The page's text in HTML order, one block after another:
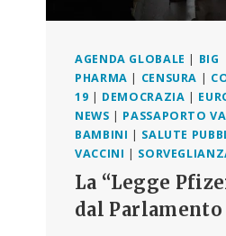
AGENDA GLOBALE | BIG
PHARMA | CENSURA |
19 | DEMOCRAZIA |
NEWS | PASSAPORTO
BAMBINI | SALUTE
VACCINI |
La “Legge
dal